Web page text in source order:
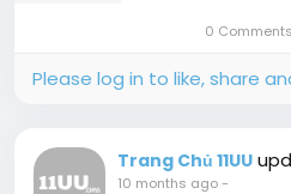
0 Comments
Please log in to like, share
Trang Chủ 11UU
10 months ago-